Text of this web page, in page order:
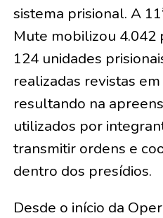
sistema prisional. A
Mute mobilizou 4.042
124 unidades
realizadas revistas
resultando na
utilizados por
transmitir ordens e
dentro dos presídios.
Desde o início da